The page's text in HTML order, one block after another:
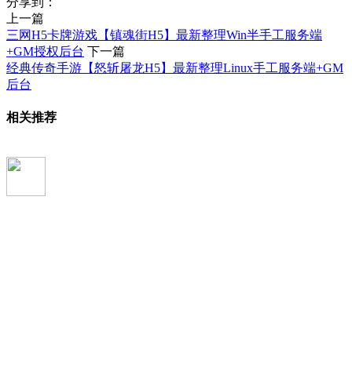
上一篇
三网H5卡牌游戏【镇魂街H5】最新整理Win半手工服务端
+GM授权后台 下一篇
经典传奇手游【怒斩屠龙H5】最新整理Linux手工服务端+GM
后台
相关推荐